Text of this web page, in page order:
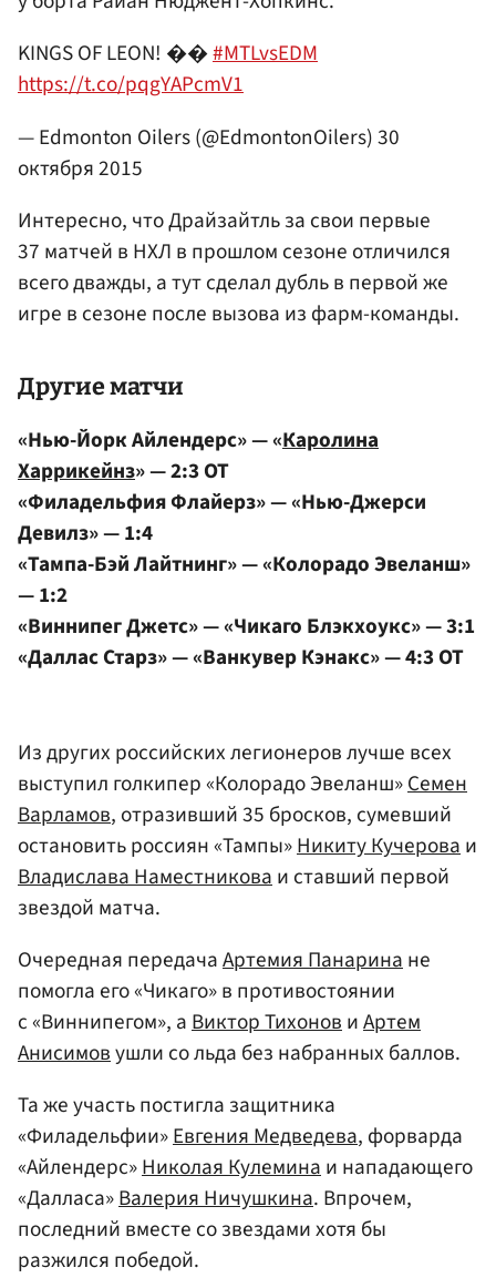
KINGS OF LEON! ��#MTLvsEDM
https://t.co/pqgYAPcmV1
— Edmonton Oilers (@EdmontonOilers)30
октября 2015
Интересно, что Драйзайтль за свои первые
37 матчей в НХЛ в прошлом сезоне отличился
всего дважды, а тут сделал дубль в первой же
игре в сезоне после вызова из фарм-команды.
Другие матчи
«Нью-Йорк Айлендерс» — «Каролина
Харрикейнз» — 2:3 ОТ
«Филадельфия Флайерз» — «Нью-Джерси
Девилз» — 1:4
«Тампа-Бэй Лайтнинг» — «Колорадо Эвеланш»
— 1:2
«Виннипег Джетс» — «Чикаго Блэкхоукс» — 3:1
«Даллас Старз» — «Ванкувер Кэнакс» — 4:3 ОТ
Из других российских легионеров лучше всех
выступил голкипер «Колорадо Эвеланш»Семен
Варламов, отразивший 35 бросков, сумевший
остановить россиян «Тампы»Никиту Кучероваи
Владислава Наместниковаи ставший первой
звездой матча.
Очередная передачаАртемия Панаринане
помогла его «Чикаго» в противостоянии
с «Виннипегом», аВиктор ТихоновиАртем
Анисимовушли со льда без набранных баллов.
Та же участь постигла защитника
«Филадельфии»Евгения Медведева, форварда
«Айлендерс»Николая Кулеминаи нападающего
«Далласа»Валерия Ничушкина. Впрочем,
последний вместе со звездами хотя бы
разжился победой.